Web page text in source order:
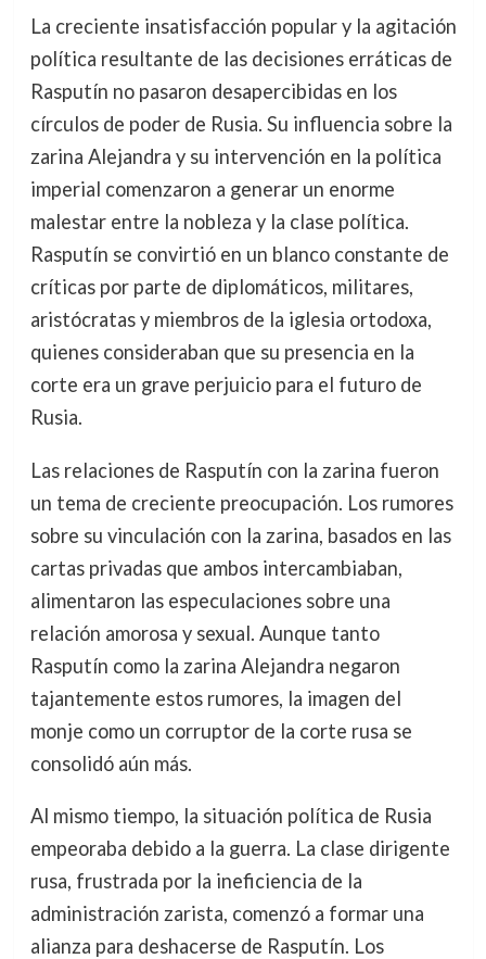
La creciente insatisfacción popular y la agitación
política resultante de las decisiones erráticas de
Rasputín no pasaron desapercibidas en los
círculos de poder de Rusia. Su influencia sobre la
zarina Alejandra y su intervención en la política
imperial comenzaron a generar un enorme
malestar entre la nobleza y la clase política.
Rasputín se convirtió en un blanco constante de
críticas por parte de diplomáticos, militares,
aristócratas y miembros de la iglesia ortodoxa,
quienes consideraban que su presencia en la
corte era un grave perjuicio para el futuro de
Rusia.
Las relaciones de Rasputín con la zarina fueron
un tema de creciente preocupación. Los rumores
sobre su vinculación con la zarina, basados en las
cartas privadas que ambos intercambiaban,
alimentaron las especulaciones sobre una
relación amorosa y sexual. Aunque tanto
Rasputín como la zarina Alejandra negaron
tajantemente estos rumores, la imagen del
monje como un corruptor de la corte rusa se
consolidó aún más.
Al mismo tiempo, la situación política de Rusia
empeoraba debido a la guerra. La clase dirigente
rusa, frustrada por la ineficiencia de la
administración zarista, comenzó a formar una
alianza para deshacerse de Rasputín. Los